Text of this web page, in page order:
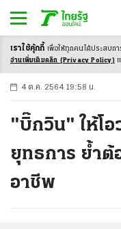
-ก ก ก+
4 ต.ค. 2564 19:58 น.
"บิ๊กวิน" ให้โอ
ยุทธการ ย้ำต้
อาชีพ
เราใช้คุ้กกี้ เพื่อให้ทุกคนได้ประสบก
อ่านเพิ่มเติมคลิก (Privacy Policy)